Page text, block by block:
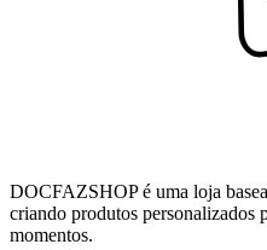
DOCFAZSHOP é uma loja
criando produtos personalizados
momentos.